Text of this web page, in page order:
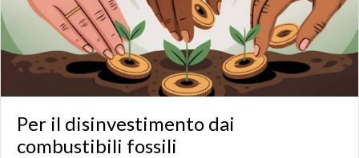
Per il disinvestimento dai
combustibili fossili